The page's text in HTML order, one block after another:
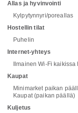
Allas ja hyvinvointi
Kylpytynnyri/poreallas
Hostellin tilat
Puhelin
Internet-yhteys
Ilmainen Wi-Fi
Kaupat
Minimarket paikan
Kaupat (paikan päällä)
Kuljetus